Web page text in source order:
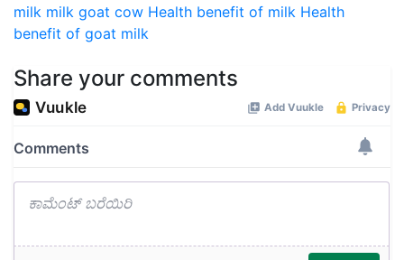
milk milk goat cow Health benefit of milk Health
benefit of goat milk
Share your comments